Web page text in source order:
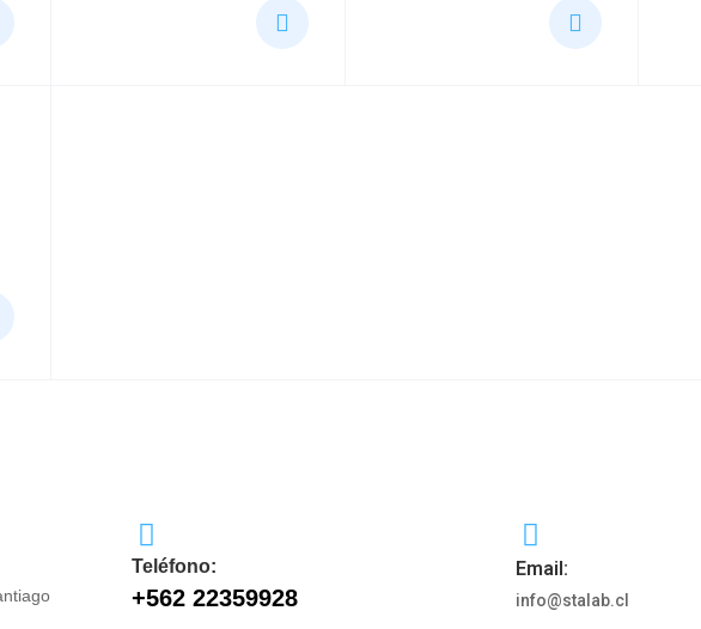
Teléfono:
+562 22359928
Email:
info@stalab.cl